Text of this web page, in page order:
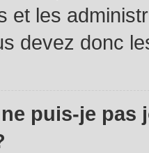
et les
devez donc
puis-je pas